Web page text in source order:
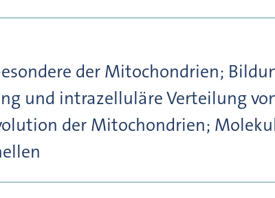
der Mitochondrien;
und intrazelluläre Verteilung
der Mitochondrien;